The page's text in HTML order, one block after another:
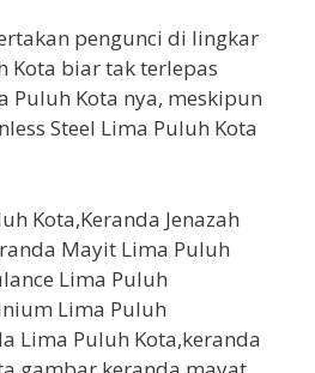
pengunci di lingkar
Kota biar tak terlepas
Puluh Kota nya, meskipun
Steel Lima Puluh Kota